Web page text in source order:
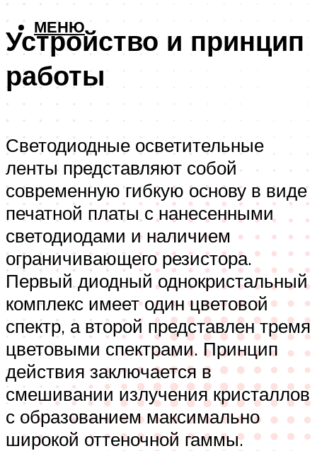
МЕНЮ
Устройство и принцип
работы
Светодиодные осветительные
ленты представляют собой
современную гибкую основу в виде
печатной платы с нанесенными
светодиодами и наличием
ограничивающего резистора.
Первый диодный однокристальный
комплекс имеет один цветовой
спектр, а второй представлен тремя
цветовыми спектрами. Принцип
действия заключается в
смешивании излучения кристаллов
с образованием максимально
широкой оттеночной гаммы.